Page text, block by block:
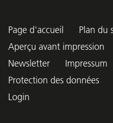
Page d'accueil
Plan du
Aperçu avant impression
Newsletter
Impressum
Protection des données
Login